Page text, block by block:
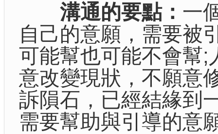
溝通的要點： 一
自己的意願，需要被
可能幫也可能不會幫;
意改變現狀，不願意
訴隕石，已經結緣到
需要幫助與引導的意